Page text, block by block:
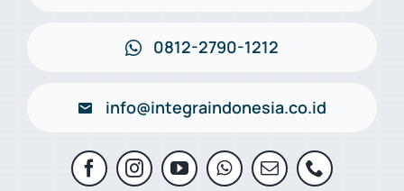
0812-2790-1212
info@integraindonesia.co.id